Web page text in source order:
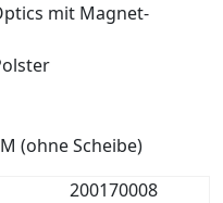
mit Magnet-
(ohne Scheibe)
200170008